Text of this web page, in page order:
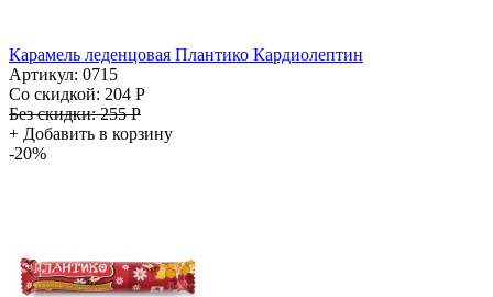
Карамель леденцовая Плантико Кардиолептин
Артикул: 0715
Со скидкой: 204 Р
Без скидки:255 Р
+ Добавить в корзину
-20%